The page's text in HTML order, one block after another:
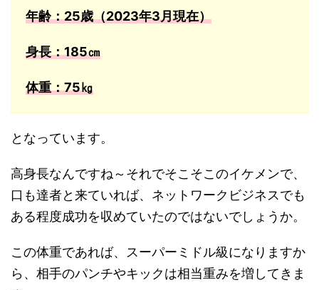
年齢：25歳（2023年3月現在）
身長：185㎝
体重：75㎏
となっています。
高身長なんですね～それでそこそこのイケメンで、
口も達者と来ていれば、ネットワークビジネスでも
ある程度成功を収めていたのではないでしょうか。
この体重であれば、スーパーミドル級になりますか
ら、相手のパンチやキックは相当重みを増してきま